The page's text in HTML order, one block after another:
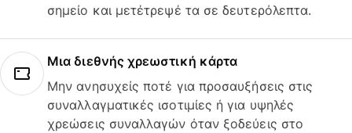
σημείο και μετέτρεψέ τα σε δευτερόλεπτα.
Μια διεθνής χρεωστική κάρτα
Μην ανησυχείς ποτέ για προσαυξήσεις στις
συναλλαγματικές ισοτιμίες ή για υψηλές
χρεώσεις συναλλαγών όταν ξοδεύεις στο